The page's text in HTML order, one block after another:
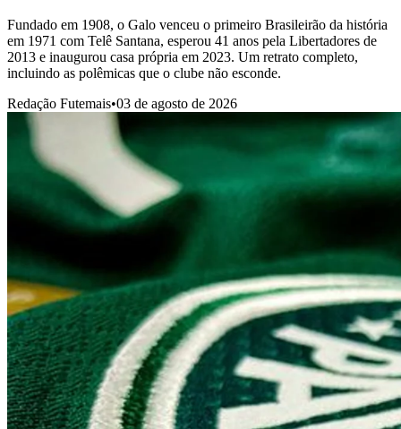
Fundado em 1908, o Galo venceu o primeiro Brasileirão da história
em 1971 com Telê Santana, esperou 41 anos pela Libertadores de
2013 e inaugurou casa própria em 2023. Um retrato completo,
incluindo as polêmicas que o clube não esconde.
Redação Futemais•03 de agosto de 2026